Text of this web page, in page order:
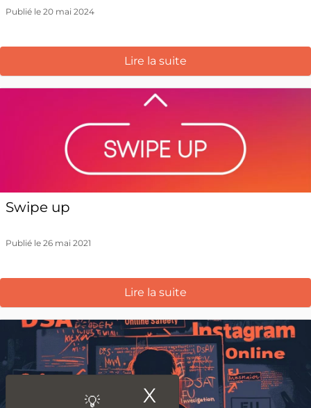
Publié le 20 mai 2024
Lire la suite
Swipe up
Publié le 26 mai 2021
Lire la suite
X Masquer le